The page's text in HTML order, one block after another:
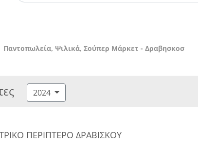
Παντοπωλεία, Ψιλικά, Σούπερ Μάρκετ - Δραβησκοσ
2024
ΠΕΡΙΠΤΕΡΟ ΔΡΑΒΙΣΚΟΥ